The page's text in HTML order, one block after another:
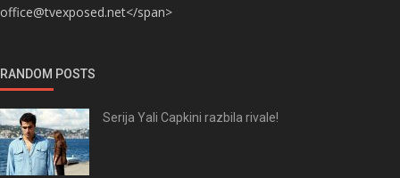
office@tvexposed.net</span>
RANDOM POSTS
Serija Yali Capkini razbila rivale!